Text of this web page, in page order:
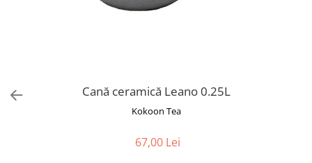
Cană ceramică Leano 0.25L
Kokoon Tea
67,00 Lei